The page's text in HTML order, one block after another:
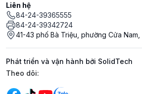
Liên hệ
84-24-39365555
84-24-39342724
41-43 phố Bà Triệu, phường Cửa Nam,
Phát triển và vận hành bởi SolidTech
Mạng xã hội
Theo dõi: